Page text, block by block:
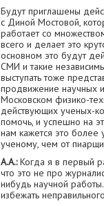
Будут приглашены
с Диной Мостовой,
работает со
всего и делает это
основном это будут
СМИ и такие
выступать тоже
продвижение научных
Московском физико-
действующих ученых-
помочь, и успешно на
нам кажется это более
ученому, чем от
А.А.:Когда я в первый
что это не про
нибудь научной
избежать